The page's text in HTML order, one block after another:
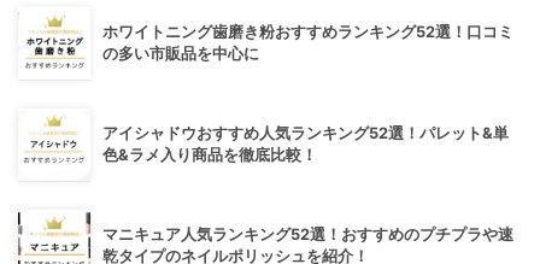
ホワイトニング歯磨き粉おすすめランキング52選！口コミ
の多い市販品を中心に
アイシャドウおすすめ人気ランキング52選！パレット&単
色&ラメ入り商品を徹底比較！
マニキュア人気ランキング52選！おすすめのプチプラや速
乾タイプのネイルポリッシュを紹介！